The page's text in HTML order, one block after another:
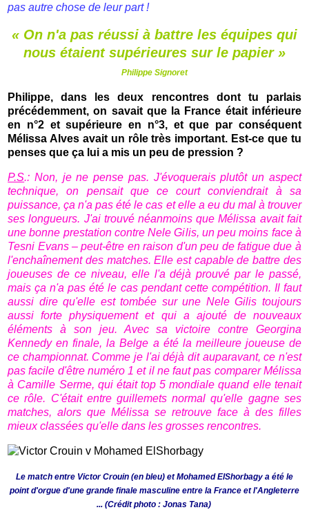
pas autre chose de leur part !
« On n'a pas réussi à battre les équipes qui
nous étaient supérieures sur le papier »
Philippe Signoret
Philippe, dans les deux rencontres dont tu parlais
précédemment, on savait que la France était inférieure
en n°2 et supérieure en n°3, et que par conséquent
Mélissa Alves avait un rôle très important. Est-ce que tu
penses que ça lui a mis un peu de pression ?
P.S.: Non, je ne pense pas. J'évoquerais plutôt un aspect
technique, on pensait que ce court conviendrait à sa
puissance, ça n'a pas été le cas et elle a eu du mal à trouver
ses longueurs. J'ai trouvé néanmoins que Mélissa avait fait
une bonne prestation contre Nele Gilis, un peu moins face à
Tesni Evans – peut-être en raison d'un peu de fatigue due à
l'enchaînement des matches. Elle est capable de battre des
joueuses de ce niveau, elle l'a déjà prouvé par le passé,
mais ça n'a pas été le cas pendant cette compétition. Il faut
aussi dire qu'elle est tombée sur une Nele Gilis toujours
aussi forte physiquement et qui a ajouté de nouveaux
éléments à son jeu. Avec sa victoire contre Georgina
Kennedy en finale, la Belge a été la meilleure joueuse de
ce championnat. Comme je l'ai déjà dit auparavant, ce n'est
pas facile d'être numéro 1 et il ne faut pas comparer Mélissa
à Camille Serme, qui était top 5 mondiale quand elle tenait
ce rôle. C'était entre guillemets normal qu'elle gagne ses
matches, alors que Mélissa se retrouve face à des filles
mieux classées qu'elle dans les grosses rencontres.
Le match entre Victor Crouin (en bleu) et Mohamed ElShorbagy a été le
point d'orgue d'une grande finale masculine entre la France et l'Angleterre
... (Crédit photo : Jonas Tana)